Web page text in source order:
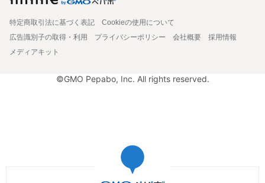
特定商取引法に基づく表記
Cookieの使用について
広告識別子の取得・利用
プライバシーポリシー 会社概要
採用情報
メディアキット
©GMO Pepabo, Inc. All rights reserved.